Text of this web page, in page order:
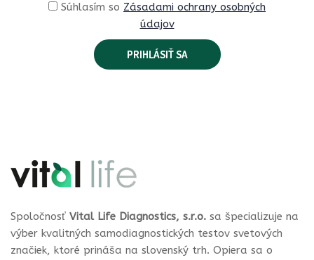
Súhlasím so Zásadami ochrany osobných
údajov
Spoločnosť Vital Life Diagnostics, s.r.o. sa špecializuje na
výber kvalitných samodiagnostických testov svetových
značiek, ktoré prináša na slovenský trh. Opiera sa o